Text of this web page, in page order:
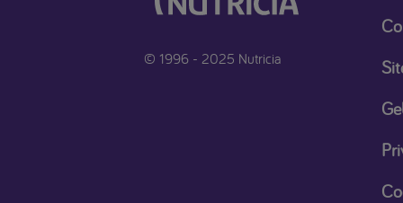
© 1996 - 2025 Nutricia